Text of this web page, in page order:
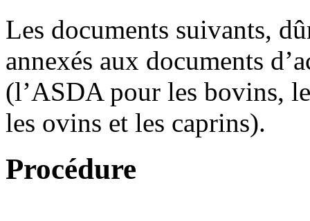
Les documents suivants,
annexés aux documents
(l’ASDA pour les bovins,
les ovins et les caprins).
Procédure